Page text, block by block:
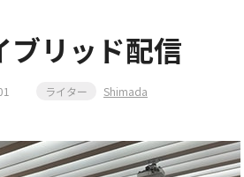
ブリッド配信
ライター Shimada